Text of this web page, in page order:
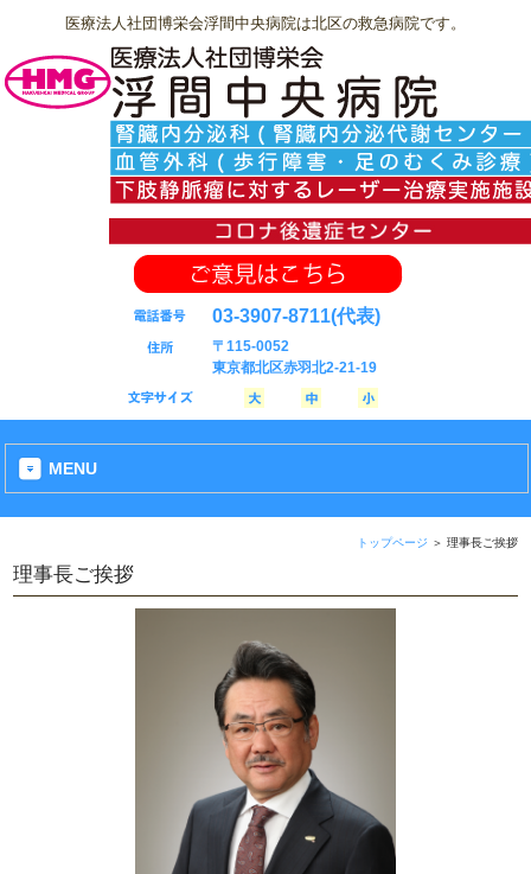
医療法人社団博栄会浮間中央病院は北区の救急病院です。
03-3907-8711(代表)
〒115-0052
東京都北区赤羽北2-21-19
MENU
トップページ ＞ 理事長ご挨拶
理事長ご挨拶